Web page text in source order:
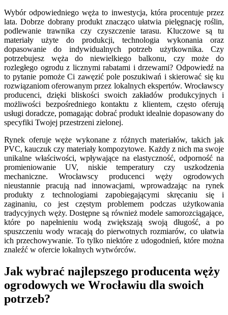
Wybór odpowiedniego węża to inwestycja, która procentuje przez
lata. Dobrze dobrany produkt znacząco ułatwia pielęgnację roślin,
podlewanie trawnika czy czyszczenie tarasu. Kluczowe są tu
materiały użyte do produkcji, technologia wykonania oraz
dopasowanie do indywidualnych potrzeb użytkownika. Czy
potrzebujesz węża do niewielkiego balkonu, czy może do
rozległego ogrodu z licznymi rabatami i drzewami? Odpowiedź na
to pytanie pomoże Ci zawęzić pole poszukiwań i skierować się ku
rozwiązaniom oferowanym przez lokalnych ekspertów. Wrocławscy
producenci, dzięki bliskości swoich zakładów produkcyjnych i
możliwości bezpośredniego kontaktu z klientem, często oferują
usługi doradcze, pomagając dobrać produkt idealnie dopasowany do
specyfiki Twojej przestrzeni zielonej.
Rynek oferuje węże wykonane z różnych materiałów, takich jak
PVC, kauczuk czy materiały kompozytowe. Każdy z nich ma swoje
unikalne właściwości, wpływające na elastyczność, odporność na
promieniowanie UV, niskie temperatury czy uszkodzenia
mechaniczne. Wrocławscy producenci węży ogrodowych
nieustannie pracują nad innowacjami, wprowadzając na rynek
produkty z technologiami zapobiegającymi skręcaniu się i
zaginaniu, co jest częstym problemem podczas użytkowania
tradycyjnych węży. Dostępne są również modele samorozciągające,
które po napełnieniu wodą zwiększają swoją długość, a po
spuszczeniu wody wracają do pierwotnych rozmiarów, co ułatwia
ich przechowywanie. To tylko niektóre z udogodnień, które można
znaleźć w ofercie lokalnych wytwórców.
Jak wybrać najlepszego producenta węży
ogrodowych we Wrocławiu dla swoich
potrzeb?